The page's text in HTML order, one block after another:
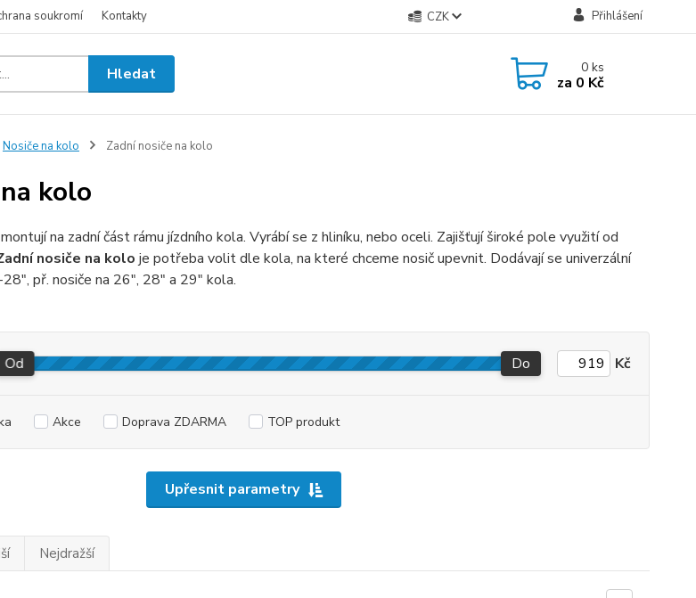
soukromí Kontakty CZK Přihlášení
Hledat 0ks
za 0 Kč
Nosiče na kolo Zadní nosiče na kolo
kolo
na zadní část rámu jízdního kola. Vyrábí se z hliníku, nebo oceli. Zajišťují široké pole využití od
nosiče na kolo je potřeba volit dle kola, na které chceme nosič upevnit. Dodávají se univerzální
př. nosiče na 26", 28" a 29" kola.
Upřesnit parametry
Od Do Kč
Akce Doprava ZDARMA TOP produkt
Nejdražší